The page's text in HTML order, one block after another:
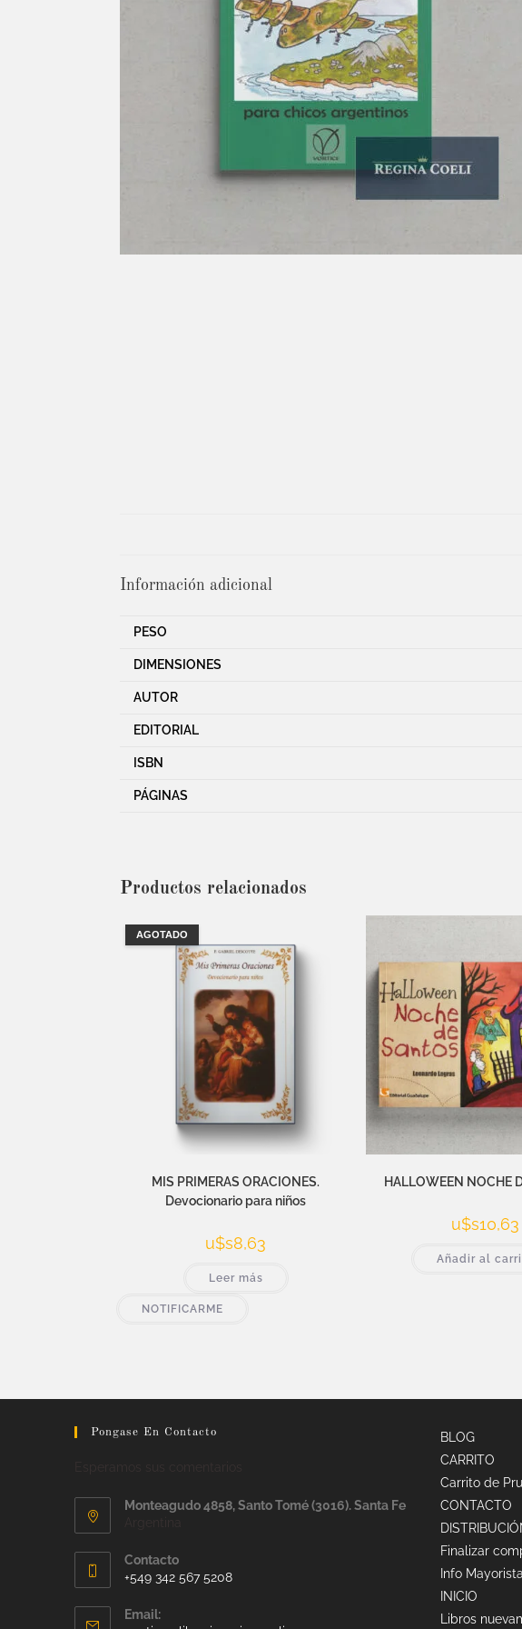
Información adicional
PESO
DIMENSIONES
AUTOR
EDITORIAL
ISBN
PÁGINAS
Productos relacionados
AGOTADO
MIS PRIMERAS ORACIONES.
Devocionario para niños
u$s8,63
Leer más
NOTIFICARME
HALLOWEEN NOCHE
u$s10,63
Añadir al
Pongase En Contacto
Monteagudo 4858, Santo Tomé (3016). Santa Fe
Contacto
+549 342 567 5208
Email:
BLOG
CARRITO
Carrito de
CONTACTO
Finalizar
Info
INICIO
Libros